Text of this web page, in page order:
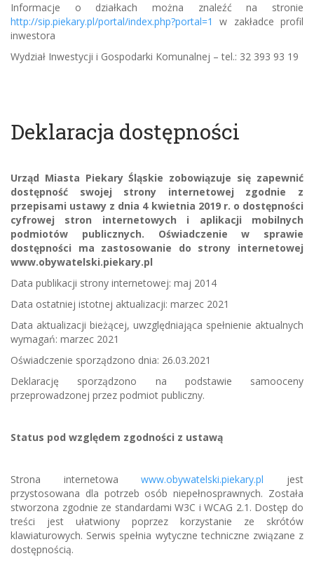
Informacje o działkach można znaleźć na stronie
http://sip.piekary.pl/portal/index.php?portal=1
w zakładce profil
inwestora
Wydział Inwestycji i Gospodarki Komunalnej – tel.: 32 393 93 19
Deklaracja dostępności
Urząd Miasta Piekary Śląskie zobowiązuje się zapewnić
dostępność swojej strony internetowej zgodnie z
przepisami ustawy z dnia 4 kwietnia 2019 r. o dostępności
cyfrowej stron internetowych i aplikacji mobilnych
podmiotów publicznych. Oświadczenie w sprawie
dostępności ma zastosowanie do strony internetowej
www.obywatelski.piekary.pl
Data publikacji strony internetowej: maj 2014
Data ostatniej istotnej aktualizacji: marzec 2021
Data aktualizacji bieżącej, uwzględniająca spełnienie aktualnych
wymagań: marzec 2021
Oświadczenie sporządzono dnia: 26.03.2021
Deklarację sporządzono na podstawie samooceny
przeprowadzonej przez podmiot publiczny.
Status pod względem zgodności z ustawą
Strona internetowawww.obywatelski.piekary.pl jest
przystosowana dla potrzeb osób niepełnosprawnych. Została
stworzona zgodnie ze standardami W3C i WCAG 2.1. Dostęp do
treści jest ułatwiony poprzez korzystanie ze skrótów
klawiaturowych. Serwis spełnia wytyczne techniczne związane z
dostępnością.